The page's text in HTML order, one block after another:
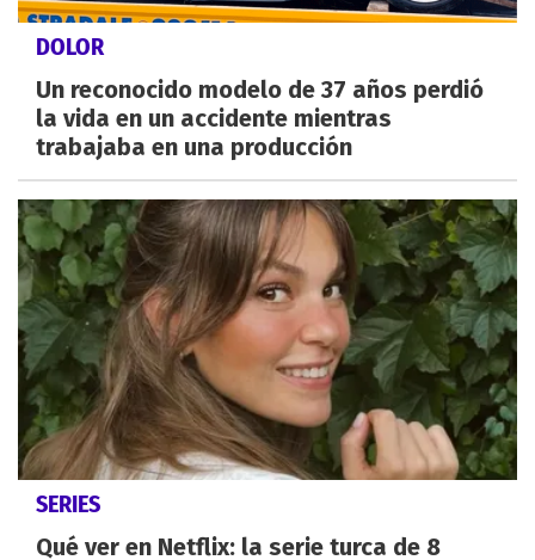
DOLOR
Un reconocido modelo de 37 años perdió
la vida en un accidente mientras
trabajaba en una producción
SERIES
Qué ver en Netflix: la serie turca de 8